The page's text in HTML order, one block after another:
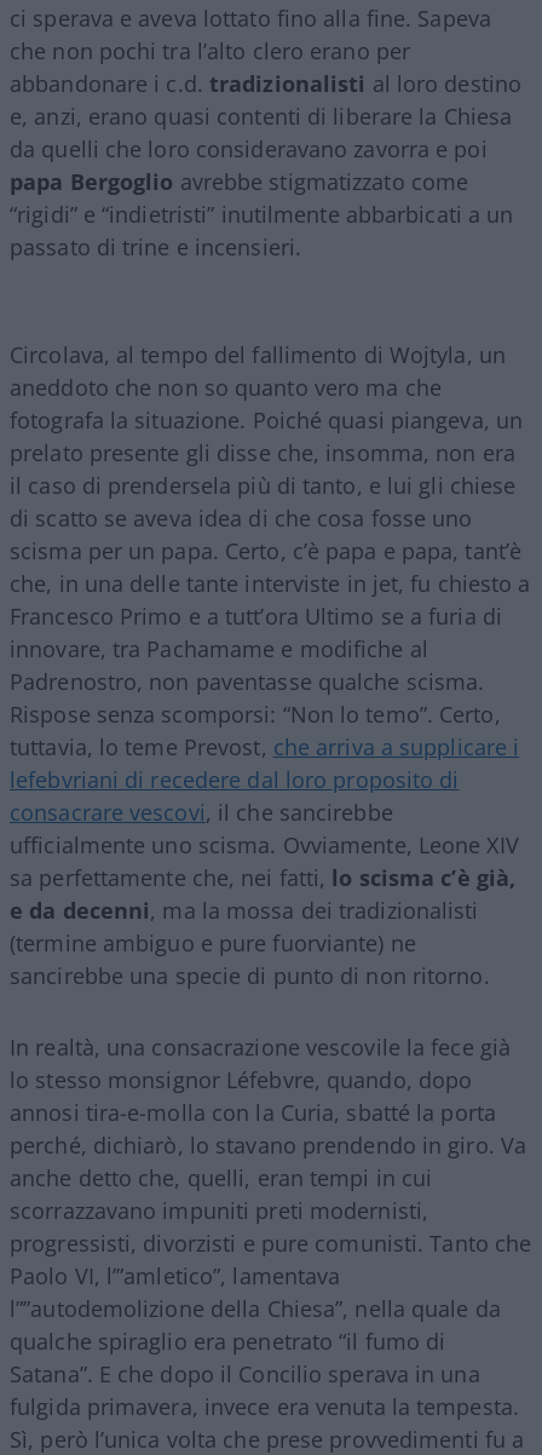
ci sperava e aveva lottato fino alla fine. Sapeva
che non pochi tra l’alto clero erano per
abbandonare i c.d. tradizionalisti al loro destino
e, anzi, erano quasi contenti di liberare la Chiesa
da quelli che loro consideravano zavorra e poi
papa Bergoglio avrebbe stigmatizzato come
“rigidi” e “indietristi” inutilmente abbarbicati a un
passato di trine e incensieri.
Circolava, al tempo del fallimento di Wojtyla, un
aneddoto che non so quanto vero ma che
fotografa la situazione. Poiché quasi piangeva, un
prelato presente gli disse che, insomma, non era
il caso di prendersela più di tanto, e lui gli chiese
di scatto se aveva idea di che cosa fosse uno
scisma per un papa. Certo, c’è papa e papa, tant’è
che, in una delle tante interviste in jet, fu chiesto a
Francesco Primo e a tutt’ora Ultimo se a furia di
innovare, tra Pachamame e modifiche al
Padrenostro, non paventasse qualche scisma.
Rispose senza scomporsi: “Non lo temo”. Certo,
tuttavia, lo teme Prevost, che arriva a supplicare i
lefebvriani di recedere dal loro proposito di
consacrare vescovi, il che sancirebbe
ufficialmente uno scisma. Ovviamente, Leone XIV
sa perfettamente che, nei fatti, lo scisma c’è già,
e da decenni, ma la mossa dei tradizionalisti
(termine ambiguo e pure fuorviante) ne
sancirebbe una specie di punto di non ritorno.
In realtà, una consacrazione vescovile la fece già
lo stesso monsignor Léfebvre, quando, dopo
annosi tira-e-molla con la Curia, sbatté la porta
perché, dichiarò, lo stavano prendendo in giro. Va
anche detto che, quelli, eran tempi in cui
scorrazzavano impuniti preti modernisti,
progressisti, divorzisti e pure comunisti. Tanto che
Paolo VI, l’”amletico”, lamentava
l””autodemolizione della Chiesa”, nella quale da
qualche spiraglio era penetrato “il fumo di
Satana”. E che dopo il Concilio sperava in una
fulgida primavera, invece era venuta la tempesta.
Sì, però l’unica volta che prese provvedimenti fu a